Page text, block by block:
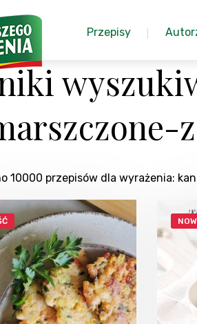
Przepisy
10000 przepisów dla wyrażenia: